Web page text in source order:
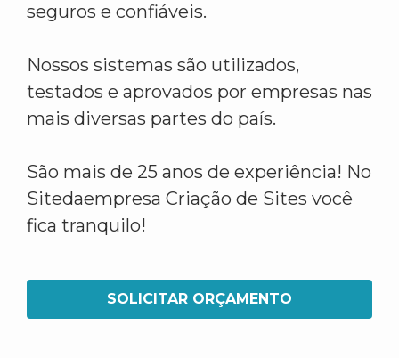
seguros e confiáveis.
Nossos sistemas são utilizados,
testados e aprovados por empresas nas
mais diversas partes do país.
São mais de 25 anos de experiência! No
Sitedaempresa Criação de Sites você
fica tranquilo!
SOLICITAR ORÇAMENTO